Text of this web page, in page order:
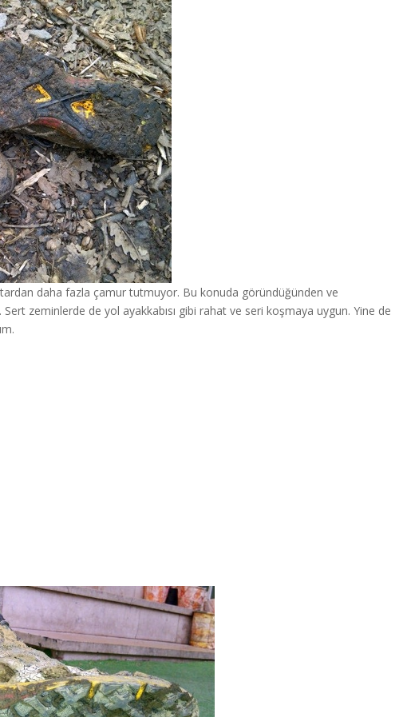
daha fazla çamur tutmuyor. Bu konuda göründüğünden ve
zeminlerde de yol ayakkabısı gibi rahat ve seri koşmaya uygun. Yine de